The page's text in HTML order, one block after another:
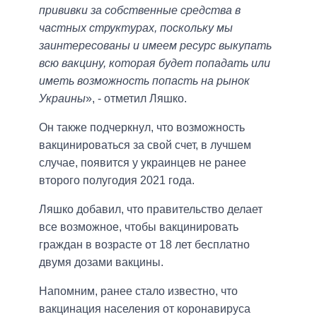
прививки за собственные средства в
частных структурах, поскольку мы
заинтересованы и имеем ресурс выкупать
всю вакцину, которая будет попадать или
иметь возможность попасть на рынок
Украины», - отметил Ляшко.
Он также подчеркнул, что возможность
вакцинироваться за свой счет, в лучшем
случае, появится у украинцев не ранее
второго полугодия 2021 года.
Ляшко добавил, что правительство делает
все возможное, чтобы вакцинировать
граждан в возрасте от 18 лет бесплатно
двумя дозами вакцины.
Напомним, ранее стало известно, что
вакцинация населения от коронавируса